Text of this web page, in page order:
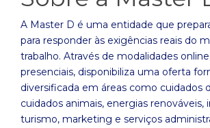
A Master D é uma entidade que
para responder às exigências reais do
trabalho. Através de modalidades
presenciais, disponibiliza uma oferta
diversificada em áreas como cuidados
cuidados animais, energias renováveis,
turismo, marketing e serviços